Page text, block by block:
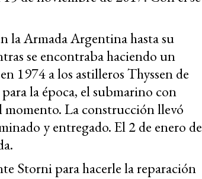
la Armada Argentina hasta su
se encontraba haciendo un
1974 a los astilleros Thyssen de
la época, el submarino con
momento. La construcción llevó
y entregado. El 2 de enero de
Storni para hacerle la reparación